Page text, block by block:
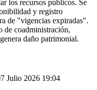
los recursos públicos. Se
y registro
de "vigencias expiradas".
de coadministración,
daño patrimonial.
Julio 2026 19:04